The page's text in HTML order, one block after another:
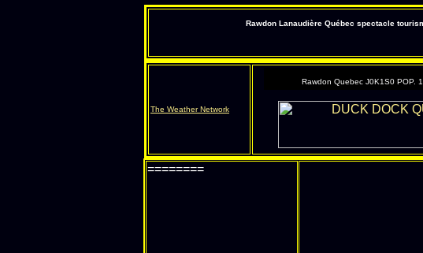
Rawdon Lanaudière Québec spectacle
The Weather Network
Rawdon Quebec J0K1S0 POP.
========